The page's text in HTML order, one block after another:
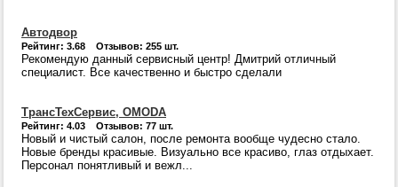
Автодвор
Рейтинг: 3.68 Отзывов: 255 шт.
Рекомендую данный сервисный центр! Дмитрий отличный
специалист. Все качественно и быстро сделали
ТрансТехСервис, OMODA
Рейтинг: 4.03 Отзывов: 77 шт.
Новый и чистый салон, после ремонта вообще чудесно стало.
Новые бренды красивые. Визуально все красиво, глаз отдыхает.
Персонал понятливый и вежл...